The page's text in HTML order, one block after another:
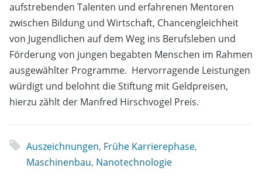
aufstrebenden Talenten und erfahrenen Mentoren
zwischen Bildung und Wirtschaft, Chancengleichheit
von Jugendlichen auf dem Weg ins Berufsleben und
Förderung von jungen begabten Menschen im Rahmen
ausgewählter Programme. Hervorragende Leistungen
würdigt und belohnt die Stiftung mit Geldpreisen,
hierzu zählt der Manfred Hirschvogel Preis.
Auszeichnungen, Frühe Karrierephase,
Maschinenbau, Nanotechnologie